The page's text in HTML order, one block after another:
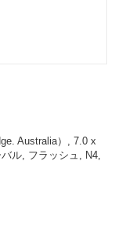
Australia）, 7.0 x
ル, フラッシュ, N4,